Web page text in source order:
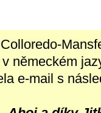
německém
e-mail s